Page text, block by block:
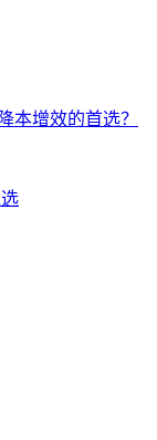
本增效的首选？